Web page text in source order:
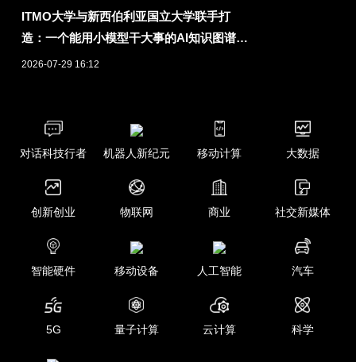
ITMO大学与新西伯利亚国立大学联手打
造：一个能用小模型干大事的AI知识图谱引
擎
2026-07-29 16:12
对话科技行者 机器人新纪元 移动计算 大数据
创新创业 物联网 商业 社交新媒体
智能硬件 移动设备 人工智能 汽车
5G 量子计算 云计算 科学